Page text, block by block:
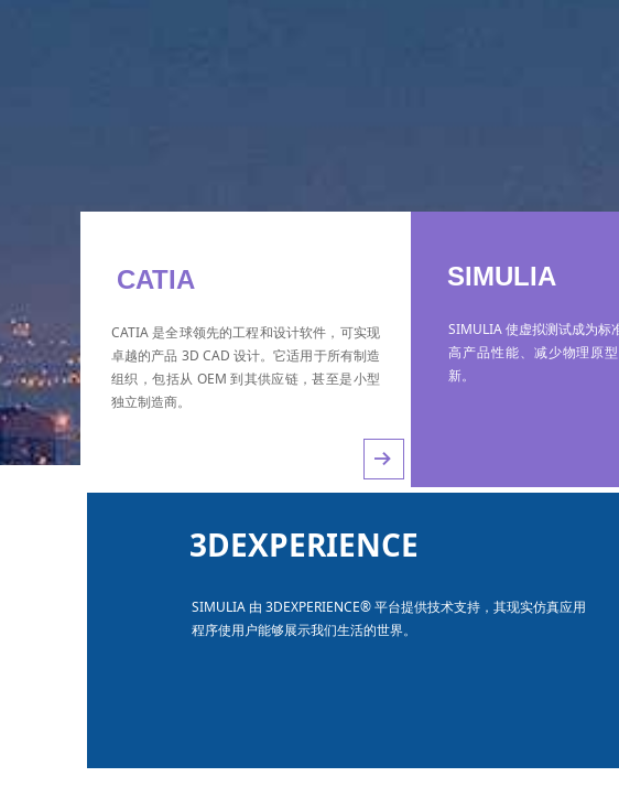
CATIA
CATIA 是全球领先的工程和设计软件，可实现
卓越的产品 3D CAD 设计。它适用于所有制造
组织，包括从 OEM 到其供应链，甚至是小型
独立制造商。
뀠
SIMULIA
SIMULIA 使虚拟测试成为标
高产品性能、减少物理原
新。
3DEXPERIENCE
SIMULIA 由 3DEXPERIENCE® 平台提供技术支持，其现实仿真应用
程序使用户能够展示我们生活的世界。